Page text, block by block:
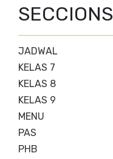
SECCIONS
JADWAL
KELAS 7
KELAS 8
KELAS 9
MENU
PAS
PHB